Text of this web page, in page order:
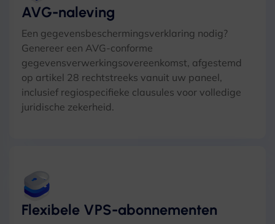
AVG-naleving
Een gegevensbeschermingsverklaring nodig?
Genereer een AVG-conforme
gegevensverwerkingsovereenkomst, afgestemd
op artikel 28 rechtstreeks vanuit uw paneel,
inclusief regiospecifieke clausules voor volledige
juridische zekerheid.
Flexibele VPS-abonnementen